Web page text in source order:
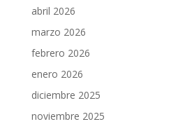
abril 2026
marzo 2026
febrero 2026
enero 2026
diciembre 2025
noviembre 2025